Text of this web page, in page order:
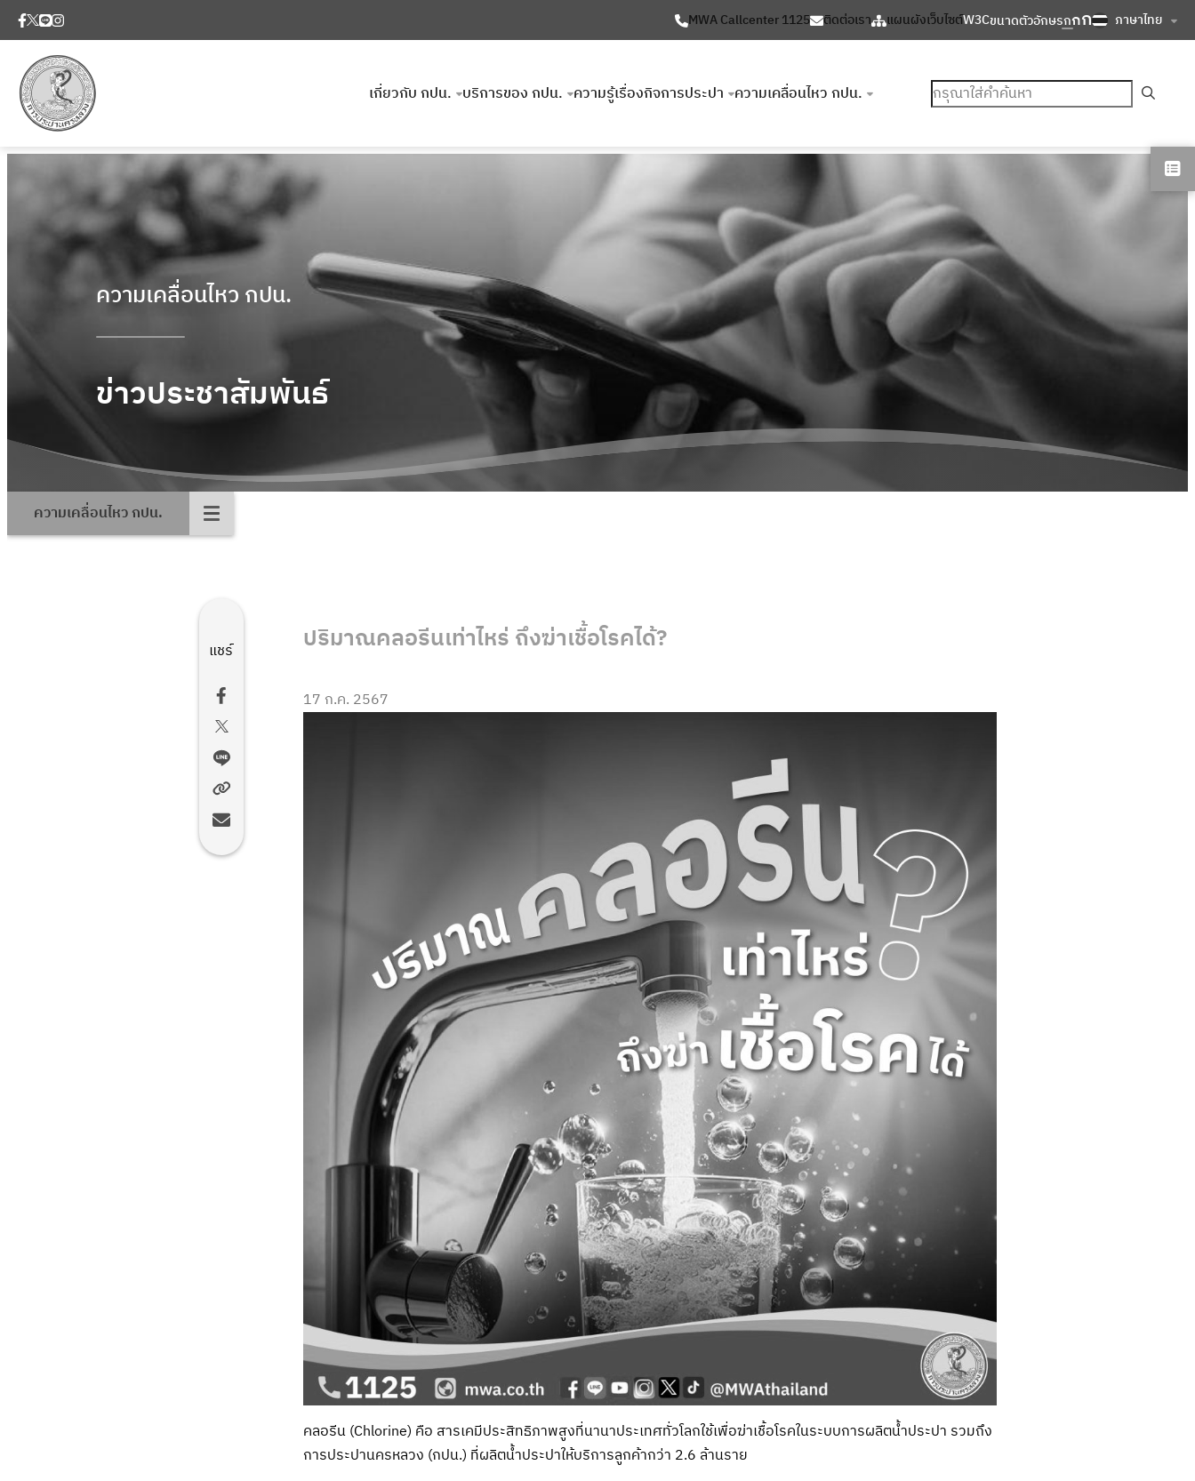
MWA Callcenter 1125 ติดต่อเรา แผนผังเว็บไซต์W3Cขนาดตัวอักษรกกก ภาษาไทย
เกี่ยวกับ กปน. บริการของ กปน. ความรู้เรื่องกิจการประปา ความเคลื่อนไหว กปน. ค้นหา
ความเคลื่อนไหว กปน.
ข่าวประชาสัมพันธ์
ความเคลื่อนไหว กปน.
แชร์ ปริมาณคลอรีนเท่าไหร่ ถึงฆ่าเชื้อโรคได้?
17 ก.ค. 2567
คลอรีน (Chlorine) คือ สารเคมีประสิทธิภาพสูงที่นานาประเทศทั่วโลกใช้เพื่อฆ่าเชื้อโรคในระบบการผลิตน้ำประปา รวมถึง
การประปานครหลวง (กปน.) ที่ผลิตน้ำประปาให้บริการลูกค้ากว่า 2.6 ล้านราย